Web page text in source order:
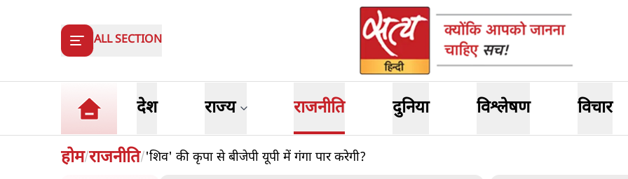
ALL SECTION
देश राज्य राजनीति दुनिया विश्लेषण विचार
होम/राजनीति/'शिव' की कृपा से बीजेपी यूपी में गंगा पार करेगी?